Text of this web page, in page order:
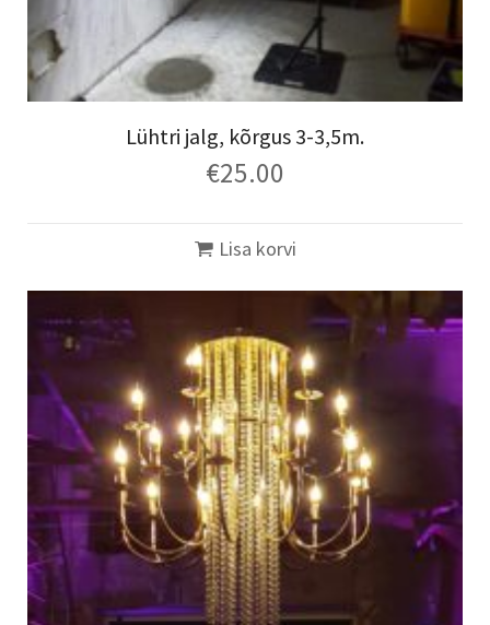
Lühtri jalg, kõrgus 3-3,5m.
€25.00
Lisa korvi